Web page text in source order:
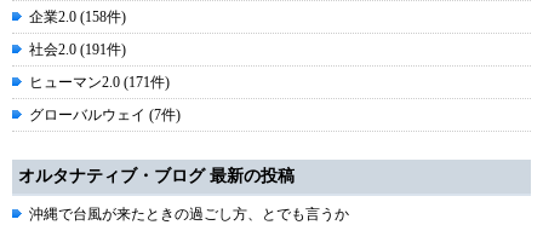
企業2.0 (158件)
社会2.0 (191件)
ヒューマン2.0 (171件)
グローバルウェイ (7件)
オルタナティブ・ブログ 最新の投稿
沖縄で台風が来たときの過ごし方、とでも言うか